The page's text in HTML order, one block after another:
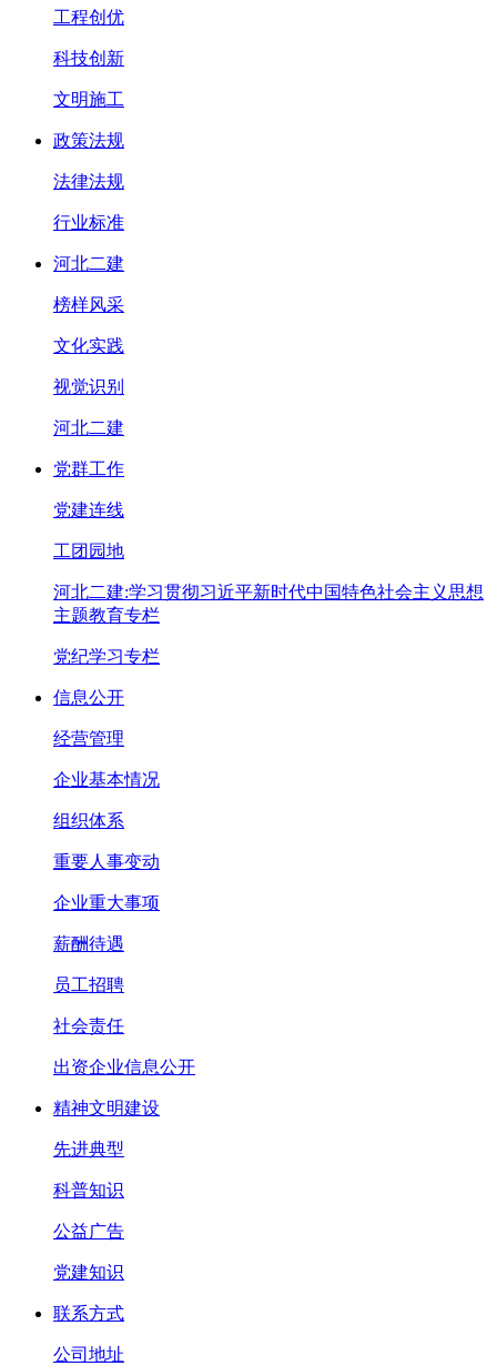
工程创优
科技创新
文明施工
政策法规
法律法规
行业标准
河北二建
榜样风采
文化实践
视觉识别
河北二建
党群工作
党建连线
工团园地
河北二建:学习贯彻习近平新时代中国特色社会主义思想
主题教育专栏
党纪学习专栏
信息公开
经营管理
企业基本情况
组织体系
重要人事变动
企业重大事项
薪酬待遇
员工招聘
社会责任
出资企业信息公开
精神文明建设
先进典型
科普知识
公益广告
党建知识
联系方式
公司地址